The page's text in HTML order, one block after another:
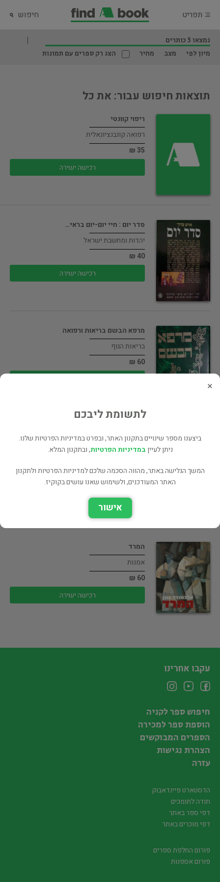
תפריט חיפוש
נמצאו 5 כותרים
מיון לפי
מצב מחיר הצג רק ספרים עם תמונות
תוצאות חיפוש עבור: את כל
ריפוי קוונטי
רפואה קונבנציונאלית
35 ₪
רכישה ישירה
סדר יום : חיי יום-יום בראי…
יהדות ומחשבת ישראל
40 ₪
רכישה ישירה
מרפא הבשם בריאות ורפואה
בריאות הגוף
60 ₪
שביל שמן הזית
*מסורת*בריאות*בישול*טיולים
60 ₪
המרד
אמנות
60 ₪
רכישה ישירה
×
לתשומת ליבכם
ביצענו מספר שינויים בתקנון האתר, ובפרט במדיניות הפרטיות שלנו.
ניתן לעייןבמדיניות הפרטיות, ובתקנון המלא.
המשך הגלישה באתר, מהווה הסכמה שלכם למדיניות הפרטיות ולתקנון
האתר המעודכנים, ולשימוש שאנו עושים בקוקיז.
אישור
עקבו אחרינו
חיפוש ספר לקניה
הוספת ספר למכירה
הספרים המבוקשים
הצהרת נגישות
עזרה
הדסטארט פיינדאבוק
תודה לתומכים
דפי ספר באתר
דפי מוכרים באתר
פורום החלפת ספרים
פורום אספנות